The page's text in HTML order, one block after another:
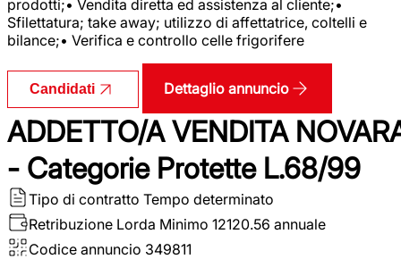
prodotti;• Vendita diretta ed assistenza al cliente;•
Sfilettatura; take away; utilizzo di affettatrice, coltelli e
bilance;• Verifica e controllo celle frigorifere
Candidati Dettaglio annuncio
ADDETTO/A VENDITA
- Categorie Protette L.68/99
Tipo di contratto Tempo determinato
Retribuzione Lorda Minimo 12120.56 annuale
Codice annuncio 349811